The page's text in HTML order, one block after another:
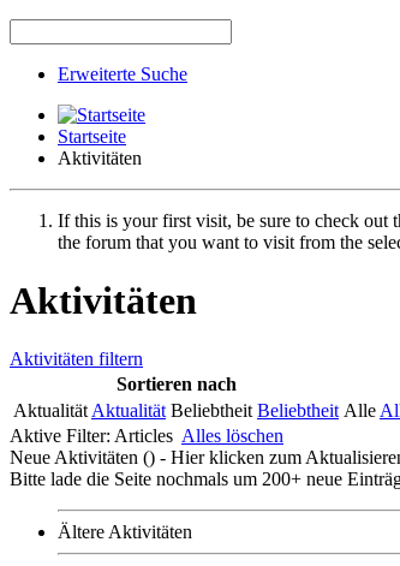
Erweiterte Suche
Startseite
Aktivitäten
If this is your first visit, be sure to check out
the forum that you want to visit from the
Aktivitäten
Aktivitäten filtern
Sortieren nach
AktualitätAktualität Beliebtheit Beliebtheit Alle
Aktive Filter: Articles Alles löschen
Neue Aktivitäten () - Hier klicken zum
Bitte lade die Seite nochmals um 200+ neue
Ältere Aktivitäten